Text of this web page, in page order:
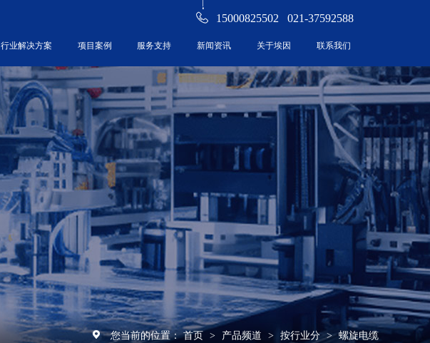
15000825502 021-37592588
工业连接产品
机器视觉组件
以太网电缆组件
M8/M12组件
D-SUB组件
伺服组件
空调及照明线束
其它组件
行业解决方案
工业水处理
项目案例 服务支持 新闻资讯 关于埃因 联系我们
您当前的位置： 首页 > 产品频道 > 按行业分 > 螺旋电缆